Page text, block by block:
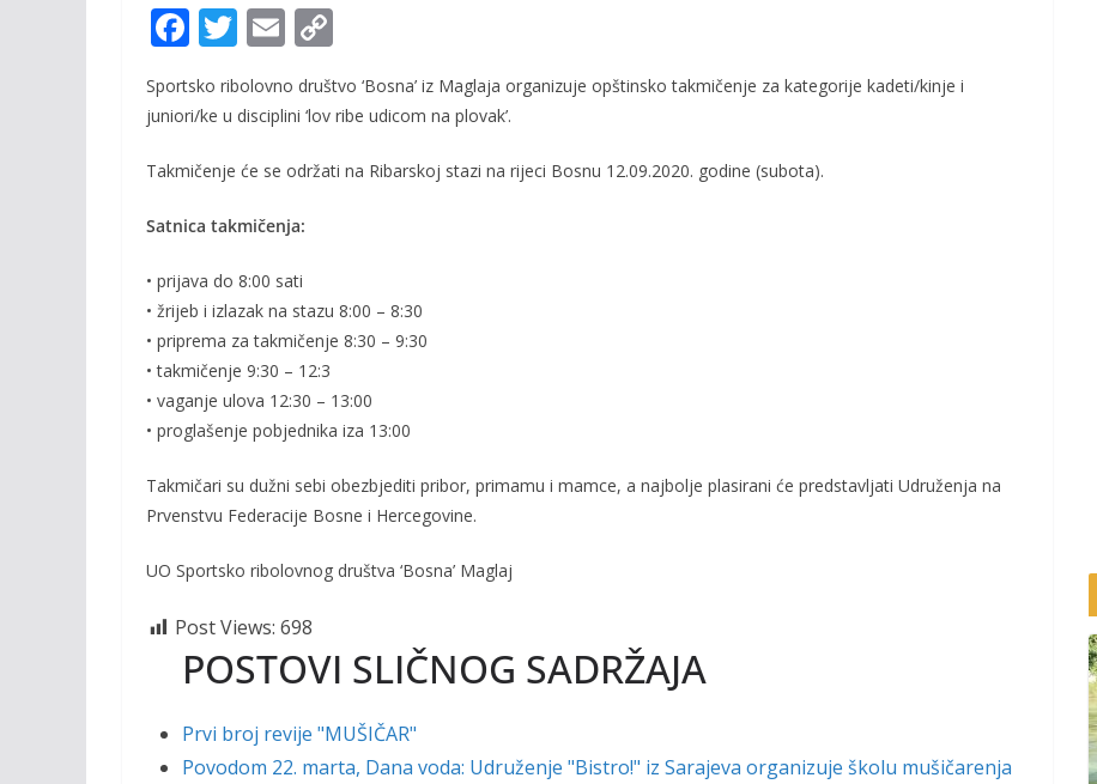
F
ac
e
o
o
T
w
itt
er
E
m
ai p
Li
Sportsko ribolovno društvo ‘Bosna’ iz Maglaja organizuje opštinsko takmičenje za kategorije kadeti/kinje i
juniori/ke u disciplini ‘lov ribe udicom na plovak’.
Takmičenje će se održati na Ribarskoj stazi na rijeci Bosnu 12.09.2020. godine (subota).
Satnica takmičenja:
• prijava do 8:00 sati
• žrijeb i izlazak na stazu 8:00 – 8:30
• priprema za takmičenje 8:30 – 9:30
• takmičenje 9:30 – 12:3
• vaganje ulova 12:30 – 13:00
• proglašenje pobjednika iza 13:00
Takmičari su dužni sebi obezbjediti pribor, primamu i mamce, a najbolje plasirani će predstavljati Udruženja na
Prvenstvu Federacije Bosne i Hercegovine.
UO Sportsko ribolovnog društva ‘Bosna’ Maglaj
Post Views: 698
POSTOVI SLIČNOG SADRŽAJA
Prvi broj revije "MUŠIČAR"
Povodom 22. marta, Dana voda: Udruženje "Bistro!" iz Sarajeva organizuje školu mušičarenja